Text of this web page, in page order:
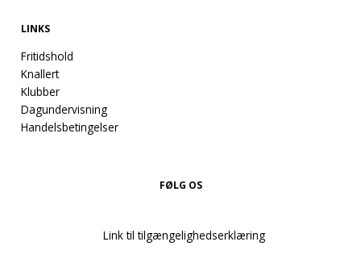
LINKS
Fritidshold
Knallert
Klubber
Dagundervisning
Handelsbetingelser
FØLG OS
Link til tilgængelighedserklæring